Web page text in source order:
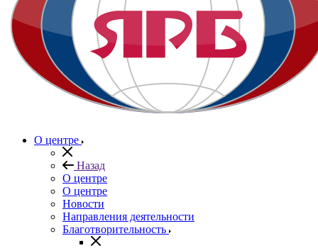
О центре
Назад
О центре
О центре
Новости
Направления деятельности
Благотворительность